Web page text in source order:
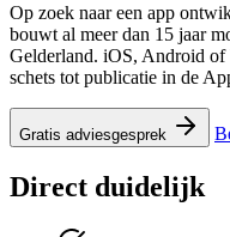
Op zoek naar een app
bouwt al meer dan 15 jaar
Gelderland. iOS, Android of
schets tot publicatie in de
Gratis adviesgesprek
Direct duidelijk